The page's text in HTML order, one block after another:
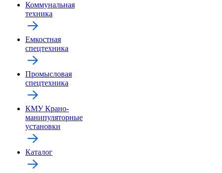
Коммунальная
техника
Емкостная
спецтехника
Промысловая
спецтехника
КМУ Крано-
манипуляторные
установки
Каталог